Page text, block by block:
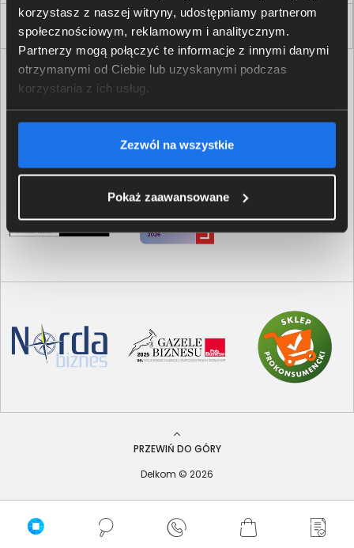
korzystasz z naszej witryny, udostępniamy partnerom
społecznościowym, reklamowym i analitycznym.
Partnerzy mogą połączyć te informacje z innymi danymi
otrzymanymi od Ciebie lub uzyskanymi podczas
korzystania z ich usług.
Zezwól na wszystkie
Pokaż zaawansowane
Delkom 2000
PRZEWIŃ DO GÓRY
Delkom © 2026